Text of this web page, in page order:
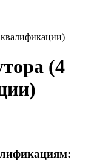
(4